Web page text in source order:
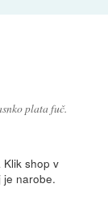
plata fuč.
shop v
je narobe.